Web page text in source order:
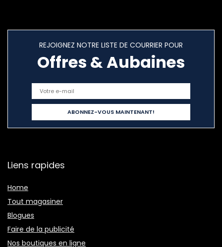
REJOIGNEZ NOTRE LISTE DE COURRIER POUR
Offres & Aubaines
Liens rapides
Home
Tout magasiner
Blogues
Faire de la publicité
Nos boutiques en ligne